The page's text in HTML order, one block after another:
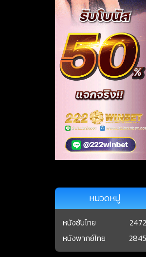
หมวดหมู่
หนังซับไทย
2472
หนังพากย์ไทย
2845